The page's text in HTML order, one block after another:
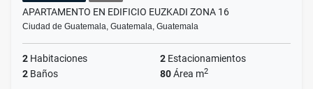
APARTAMENTO EN EDIFICIO EUZKADI ZONA 16
Ciudad de Guatemala, Guatemala, Guatemala
2 Habitaciones 2 Estacionamientos
2 Baños 80Área m2